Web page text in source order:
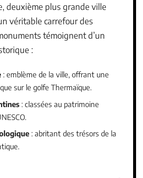
deuxième plus grande ville
véritable carrefour des
témoignent d’un
:
: emblème de la ville, offrant une
sur le golfe Thermaïque.
: classées au patrimoine
: abritant des trésors de la